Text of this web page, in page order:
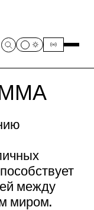
между
миром.